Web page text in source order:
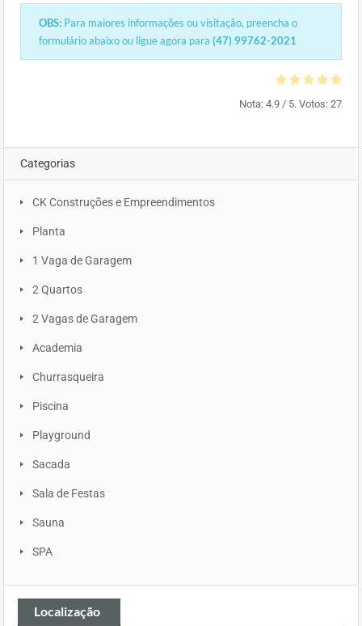
OBS: Para maiores informações ou visitação, preencha o
formulário abaixo ou ligue agora para (47) 99762-2021
Nota: 4.9 / 5. Votos: 27
Categorias
CK Construções e Empreendimentos
Planta
1 Vaga de Garagem
2 Quartos
2 Vagas de Garagem
Academia
Churrasqueira
Piscina
Playground
Sacada
Sala de Festas
Sauna
SPA
Localização